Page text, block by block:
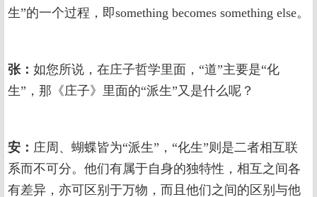
生”的一个过程，即something becomes something else。
张： 如您所说，在庄子哲学里面，“道”主要是“化
生”，那《庄子》里面的“派生”又是什么呢？
安： 庄周、蝴蝶皆为“派生”，“化生”则是二者相互联
系而不可分。他们有属于自身的独特性，相互之间各
有差异，亦可区别于万物，而且他们之间的区别与他